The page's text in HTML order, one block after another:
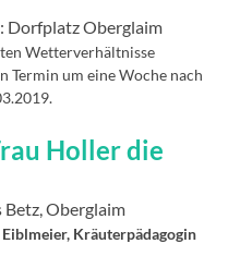
Dorfplatz Oberglaim
Wetterverhältnisse
Termin um eine Woche nach
Holler die
Betz, Oberglaim
Kräuterpädagogin